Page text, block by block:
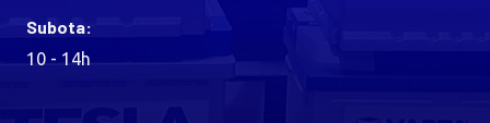
Subota:
10 - 14h